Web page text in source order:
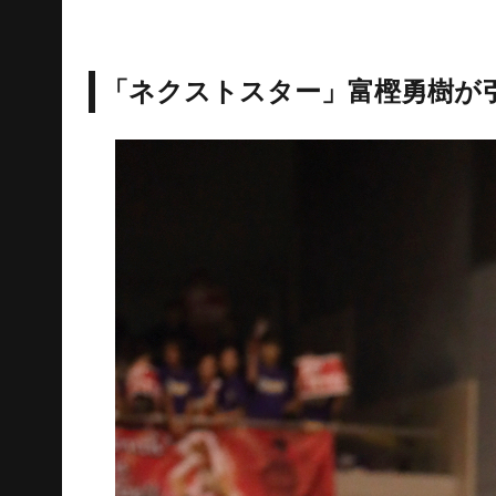
「ネクストスター」富樫勇樹が